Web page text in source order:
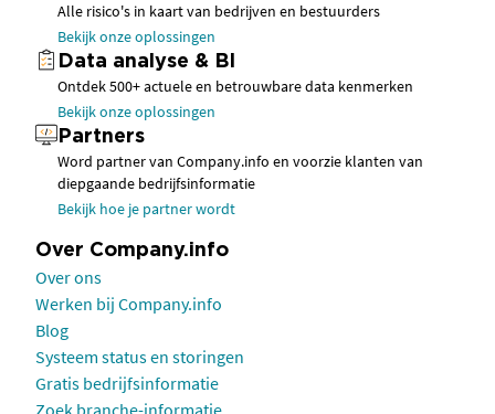
Alle risico's in kaart van bedrijven en bestuurders
Bekijk onze oplossingen
Data analyse & BI
Ontdek 500+ actuele en betrouwbare data kenmerken
Bekijk onze oplossingen
Partners
Word partner van Company.info en voorzie klanten van
diepgaande bedrijfsinformatie
Bekijk hoe je partner wordt
Over Company.info
Over ons
Werken bij Company.info
Blog
Systeem status en storingen
Gratis bedrijfsinformatie